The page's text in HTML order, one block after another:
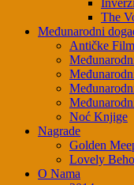
The
Međunarodni
Antičke
Noć Knjige
Nagrade
Golden
Lovely
O Nama